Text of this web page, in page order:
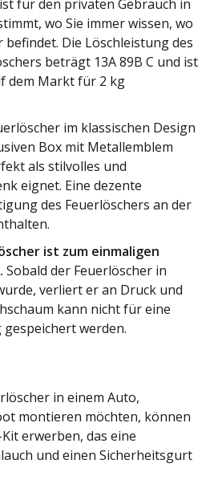
für den privaten Gebrauch in
wo Sie immer wissen, wo
befindet. Die Löschleistung des
beträgt 13A 89B C und ist
dem Markt für 2 kg
im klassischen Design
Box mit Metallemblem
als stilvolles und
eignet. Eine dezente
des Feuerlöschers an der
ist zum einmaligen
Sobald der Feuerlöscher in
verliert er an Druck und
kann nicht für eine
werden.
in einem Auto,
montieren möchten, können
erwerben, das eine
und einen Sicherheitsgurt